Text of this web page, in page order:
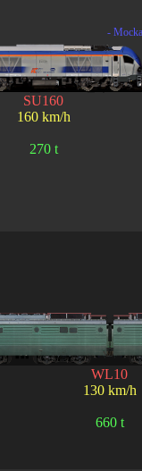
-
SU160
160 km/h
270 t
WL10
130 km/h
660 t